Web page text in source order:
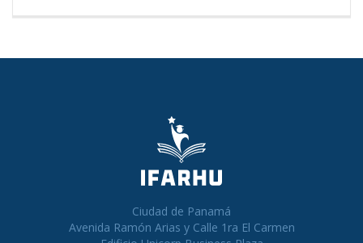
Ciudad de Panamá
Avenida Ramón Arias y Calle 1ra El Carmen